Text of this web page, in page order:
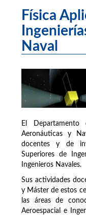
Física
Naval
El
Aeronáuticas y
docentes y de
Superiores de
Ingenieros Navales.
Sus actividades
y Máster de estos
las áreas de
Aeroespacial e